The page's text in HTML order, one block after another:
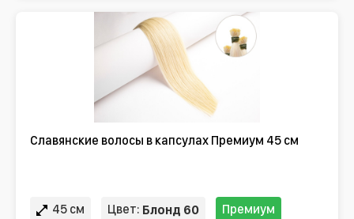
Славянские волосы в капсулах Премиум 45 см
45 см Цвет: Блонд 60 Премиум